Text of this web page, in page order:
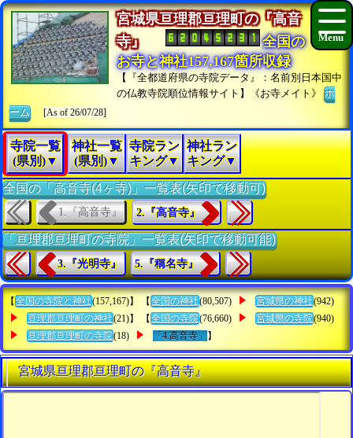
宮城県亘理郡亘理町の『高音
寺』
全国の
お寺と神社157,167箇所収録
【『全都道府県の寺院データ』：名前別日本国中
の仏教寺院順位情報サイト】《お寺メイト》ホ
ーム
[As of 26/07/28]
寺院一覧
(県別)▼
神社一覧
(県別)▼
寺院ラン
キング▼
神社ラン
キング▼
全国の「高音寺(4ヶ寺)」一覧表(矢印で移動可)
1.『高音寺』 2.『高音寺』
「亘理郡亘理町の寺院」一覧表(矢印で移動可能)
3.『光明寺』 5.『稱名寺』
【 全国の寺院と神社(157,167)】 【 全国の神社(80,507) 宮城県の神社(942)
亘理郡亘理町の神社(21)】 【 全国の寺院(76,660) 宮城県の寺院(940)
亘理郡亘理町の寺院(18) 「4.高音寺」 】
宮城県亘理郡亘理町の『高音寺』